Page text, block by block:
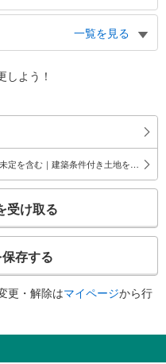
通り
一覧を見る
しよう！
駅徒歩10分以内｜価格未定を含む｜建築条件付き土地を含む
受け取る
存する
更・解除はマイページから行